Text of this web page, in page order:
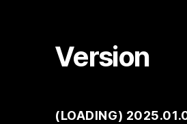
Version
(LOADING)